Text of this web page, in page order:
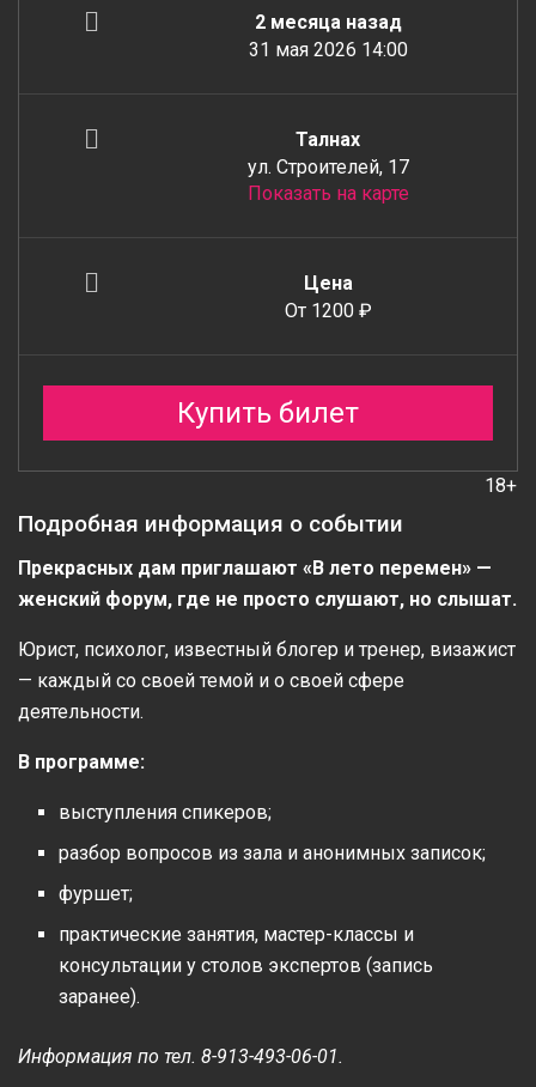
2 месяца назад
31 мая 2026 14:00
Талнах
ул. Строителей, 17
Показать на карте
Цена
От 1200 ₽
Купить билет
18+
Подробная информация о событии
Прекрасных дам приглашают «В лето перемен» —
женский форум, где не просто слушают, но слышат.
Юрист, психолог, известный блогер и тренер, визажист
— каждый со своей темой и о своей сфере
деятельности.
В программе:
выступления спикеров;
разбор вопросов из зала и анонимных записок;
фуршет;
практические занятия, мастер-классы и
консультации у столов экспертов (запись
заранее).
Информация по тел. 8-913-493-06-01.